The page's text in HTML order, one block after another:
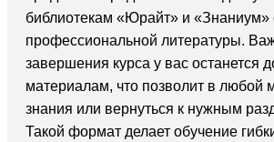
библиотекам «Юрайт» и
профессиональной литературы.
завершения курса у вас останется
материалам, что позволит в любой
знания или вернуться к нужным
Такой формат делает обучение